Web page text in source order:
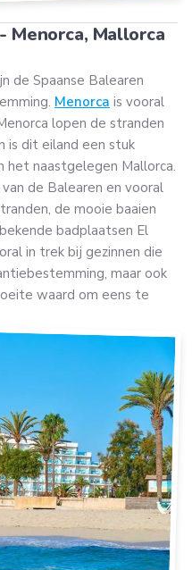
Menorca, Mallorca
de Spaanse Balearen
Menorca is vooral
lopen de stranden
is dit eiland een stuk
het naastgelegen Mallorca.
de Balearen en vooral
de mooie baaien
badplaatsen El
in trek bij gezinnen die
maar ook
waard om eens te